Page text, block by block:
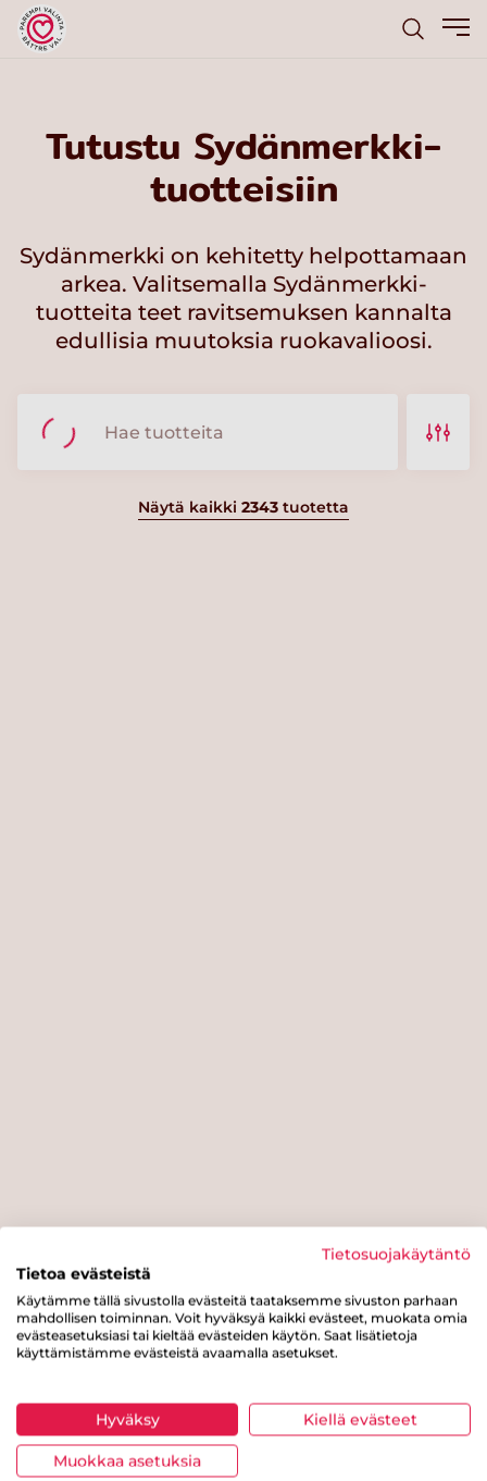
Tutustu Sydänmerkki-
tuotteisiin
Sydänmerkki on kehitetty helpottamaan
arkea. Valitsemalla Sydänmerkki-
tuotteita teet ravitsemuksen kannalta
edullisia muutoksia ruokavalioosi.
Näytä kaikki 2343 tuotetta
Tietosuojakäytäntö
Tietoa evästeistä
Käytämme tällä sivustolla evästeitä taataksemme sivuston parhaan
mahdollisen toiminnan. Voit hyväksyä kaikki evästeet, muokata omia
evästeasetuksiasi tai kieltää evästeiden käytön. Saat lisätietoja
käyttämistämme evästeistä avaamalla asetukset.
Hyväksy Kiellä evästeet
Muokkaa asetuksia